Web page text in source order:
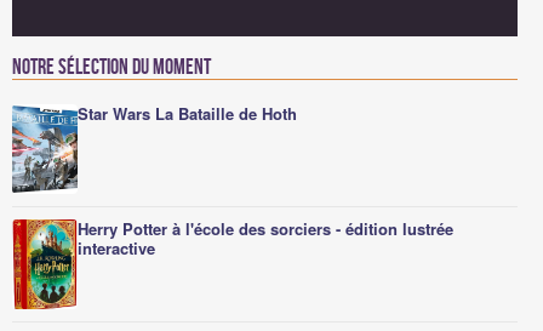
Notre sélection du moment
Star Wars La Bataille de Hoth
Herry Potter à l'école des sorciers - édition lustrée
interactive